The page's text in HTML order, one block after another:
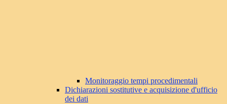
Monitoraggio tempi procedimentali
Dichiarazioni sostitutive e acquisizione d'ufficio
dei dati